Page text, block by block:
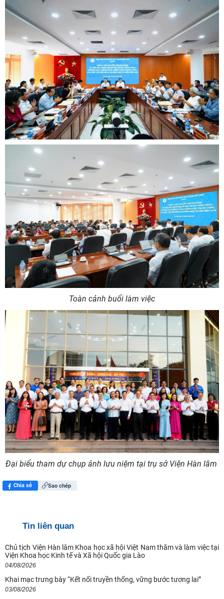
Toàn cảnh buổi làm việc
Đại biểu tham dự chụp ảnh lưu niệm tại trụ sở Viện Hàn lâm
Chia sẻ Sao chép
Tin liên quan
Chủ tịch Viện Hàn lâm Khoa học xã hội Việt Nam thăm và làm việc tại
Viện Khoa học Kinh tế và Xã hội Quốc gia Lào
04/08/2026
Khai mạc trưng bày “Kết nối truyền thống, vững bước tương lai”
03/08/2026
Ngày 10-11/8/2026 Hội thảo quốc tế với chủ đề: "Hồ Chí Minh và
Rosa Luxemburg về dân chủ: giá trị